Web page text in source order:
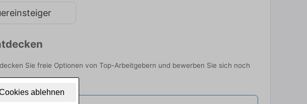
ablehnen
Sie freie Optionen von Top-Arbeitgebern und bewerben Sie sich noch